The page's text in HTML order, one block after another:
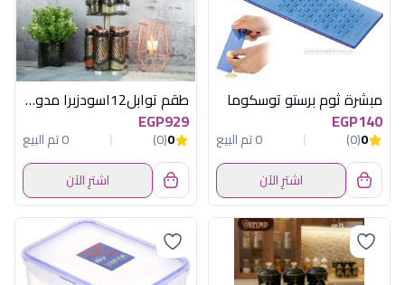
مبشرة ثوم برستو توسكوما
EGP140
0
(0)
0 تم البيع
اشترِ الآن
طقم توابل12اسودزبرا مدورباستاندهابى هوم
EGP929
0
(0)
0 تم البيع
اشترِ الآن